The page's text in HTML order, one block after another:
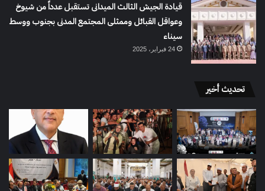
قيادة الجيش الثالث الميدانى تستقبل عدداً من شيوخ
وعواقل القبائل وممثلى المجتمع المدنى بجنوب ووسط
سيناء
24 فبراير، 2025
تحديث أخير